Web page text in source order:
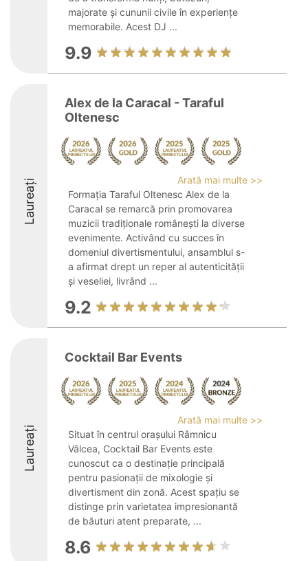
majorate și cununii civile în experiențe
memorabile. Acest DJ ...
9.9
Laureați
Alex de la Caracal - Taraful
Oltenesc
Arată mai multe >>
Formația Taraful Oltenesc Alex de la
Caracal se remarcă prin promovarea
muzicii tradiționale românești la diverse
evenimente. Activând cu succes în
domeniul divertismentului, ansamblul s-
a afirmat drept un reper al autenticității
și veseliei, livrând ...
9.2
Laureați
Cocktail Bar Events
Arată mai multe >>
Situat în centrul orașului Râmnicu
Vâlcea, Cocktail Bar Events este
cunoscut ca o destinație principală
pentru pasionații de mixologie și
divertisment din zonă. Acest spațiu se
distinge prin varietatea impresionantă
de băuturi atent preparate, ...
8.6